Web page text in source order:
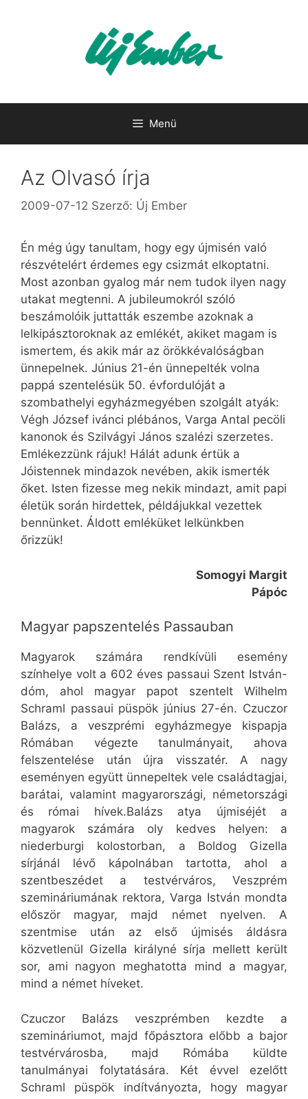
Menü
Az Olvasó írja
2009-07-12 Szerző: Új Ember
Én még úgy tanultam, hogy egy újmisén való
részvételért érdemes egy csizmát elkoptatni.
Most azonban gyalog már nem tudok ilyen nagy
utakat megtenni. A jubileumokról szóló
beszámolóik juttatták eszembe azoknak a
lelkipásztoroknak az emlékét, akiket magam is
ismertem, és akik már az örökkévalóságban
ünnepelnek. Június 21-én ünnepelték volna
pappá szentelésük 50. évfordulóját a
szombathelyi egyházmegyében szolgált atyák:
Végh József ivánci plébános, Varga Antal pecöli
kanonok és Szilvágyi János szalézi szerzetes.
Emlékezzünk rájuk! Hálát adunk értük a
Jóistennek mindazok nevében, akik ismerték
őket. Isten fizesse meg nekik mindazt, amit papi
életük során hirdettek, példájukkal vezettek
bennünket. Áldott emléküket lelkünkben
őrizzük!
Somogyi Margit
Pápóc
Magyar papszentelés Passauban
Magyarok számára rendkívüli esemény
színhelye volt a 602 éves passaui Szent István-
dóm, ahol magyar papot szentelt Wilhelm
Schraml passaui püspök június 27-én. Czuczor
Balázs, a veszprémi egyházmegye kispapja
Rómában végezte tanulmányait, ahova
felszentelése után újra visszatér. A nagy
eseményen együtt ünnepeltek vele családtagjai,
barátai, valamint magyarországi, németországi
és római hívek.Balázs atya újmiséjét a
magyarok számára oly kedves helyen: a
niederburgi kolostorban, a Boldog Gizella
sírjánál lévő kápolnában tartotta, ahol a
szentbeszédet a testvérváros, Veszprém
szemináriumának rektora, Varga István mondta
először magyar, majd német nyelven. A
szentmise után az első újmisés áldásra
közvetlenül Gizella királyné sírja mellett került
sor, ami nagyon meghatotta mind a magyar,
mind a német híveket.
Czuczor Balázs veszprémben kezdte a
szemináriumot, majd főpásztora előbb a bajor
testvérvárosba, majd Rómába küldte
tanulmányai folytatására. Két évvel ezelőtt
Schraml püspök indítványozta, hogy magyar